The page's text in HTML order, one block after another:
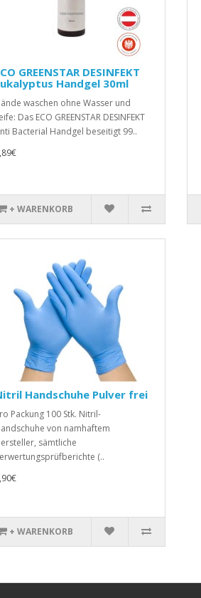
GREENSTAR DESINFEKT
Handgel 30ml
waschen ohne Wasser und
Das ECO GREENSTAR DESINFEKT
Bacterial Handgel beseitigt 99..
+ WARENKORB
Handschuhe Pulver frei
Packung 100 Stk. Nitril-
von namhaftem
sämtliche
(..
+ WARENKORB